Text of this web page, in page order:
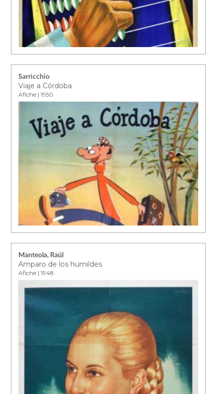
Sarricchio
Viaje a Córdoba
Afiche | 1950
Manteola, Raúl
Amparo de los humildes
Afiche | 1948